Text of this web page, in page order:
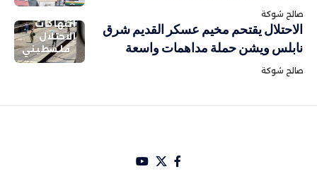
صالح شوكة
انتهاكات
الاحتلال
فلسطيني
الاحتلال يقتحم مخيم عسكر القديم شرق
نابلس ويشن حملة مداهمات واسعة
صالح شوكة